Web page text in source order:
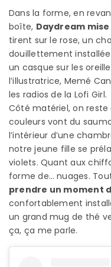
Dans la forme, en
boîte, Daydream
tirent sur le rose, un
douillettement
un casque sur les
l’illustratrice, Memé
les radios de la Lofi Girl.
Côté matériel, on reste
couleurs vont du
l’intérieur d’une
notre jeune fille se
violets. Quant aux
forme de… nuages.
prendre un moment
confortablement
un grand mug de thé
ça, ça me parle.